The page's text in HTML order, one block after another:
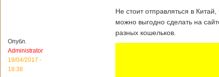
заявление сделала
директор по
политике и
международному
Опубл.
Administrator
19/04/2017 -
18:38
Не стоит отправляться в
можно выгодно сделать на
разных кошельков.